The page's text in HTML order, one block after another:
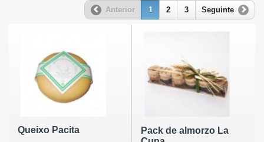
Anterior 1 2 3 Seguinte
Queixo Pacita
Pack de almorzo La